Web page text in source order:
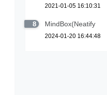
2021-01-05 16:10:31
8 MindBox(Neatify
2024-01-20 16:44:48